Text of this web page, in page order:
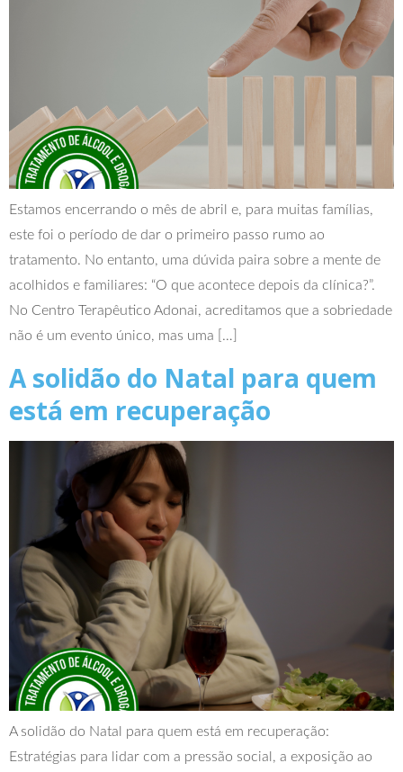
Estamos encerrando o mês de abril e, para muitas famílias,
este foi o período de dar o primeiro passo rumo ao
tratamento. No entanto, uma dúvida paira sobre a mente de
acolhidos e familiares: “O que acontece depois da clínica?”.
No Centro Terapêutico Adonai, acreditamos que a sobriedade
não é um evento único, mas uma […]
A solidão do Natal para quem
está em recuperação
A solidão do Natal para quem está em recuperação:
Estratégias para lidar com a pressão social, a exposição ao